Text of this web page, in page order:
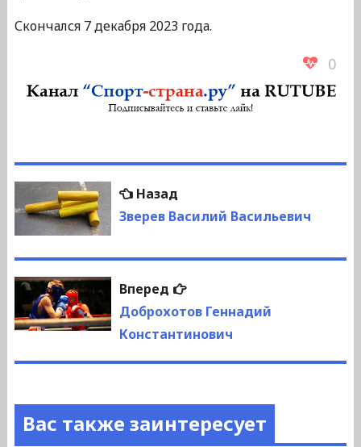
Скончался 7 декабря 2023 года.
0
Навигация
по
записям
НазадПредыдущая
запись:
Зверев Василий Васильевич
Вперед
Следующая
запись:
Доброхотов Геннадий
Константинович
Вас также заинтересует